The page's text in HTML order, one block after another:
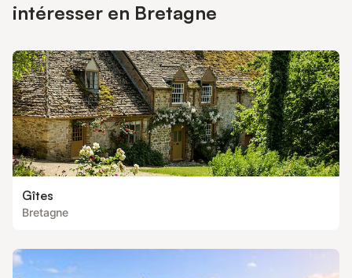
intéresser en Bretagne
Gîtes
Bretagne